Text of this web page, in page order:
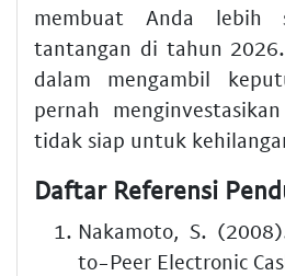
membuat Anda lebih
tantangan di tahun
dalam mengambil
pernah
tidak siap untuk
Daftar Referensi
Nakamoto, S.
to-Peer Electronic